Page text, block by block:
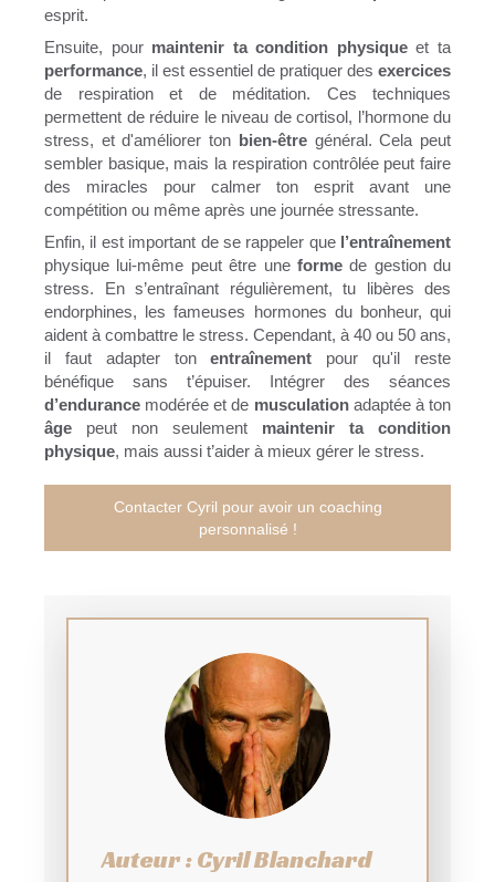
esprit.
Ensuite, pour maintenir ta condition physiqueet ta
performance, il est essentiel de pratiquer des exercices
de respiration et de méditation. Ces techniques
permettent de réduire le niveau de cortisol, l’hormone du
stress, et d'améliorer ton bien-êtregénéral. Cela peut
sembler basique, mais la respiration contrôlée peut faire
des miracles pour calmer ton esprit avant une
compétition ou même après une journée stressante.
Enfin, il est important de se rappeler que l’entraînement
physique lui-même peut être une formede gestion du
stress. En s’entraînant régulièrement, tu libères des
endorphines, les fameuses hormones du bonheur, qui
aident à combattre le stress. Cependant, à 40 ou 50 ans,
il faut adapter tonentraînement pour qu'il reste
bénéfique sans t’épuiser. Intégrer des séances
d’endurance modérée et de musculationadaptée à ton
âge peut non seulement maintenir ta condition
physique, mais aussi t’aider à mieux gérer le stress.
Contacter Cyril pour avoir un coaching
personnalisé !
Auteur : Cyril Blanchard